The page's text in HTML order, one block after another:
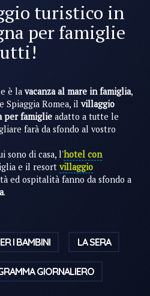
turistico in
per famiglie
è la vacanza al mare in famiglia,
Romea, il villaggio
per famiglie adatto a tutte le
farà da sfondo al vostro
sono di casa, l'hotel con
e il resort villaggio
ed ospitalità fanno da sfondo a
.
I BAMBINI LA SERA
GIORNALIERO